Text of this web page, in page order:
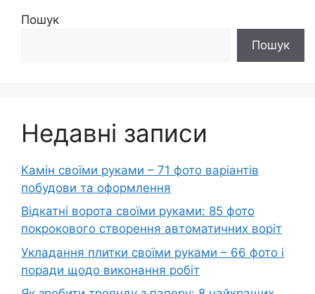
Пошук
Пошук
Недавні записи
Камін своїми руками – 71 фото варіантів
побудови та оформлення
Відкатні ворота своїми руками: 85 фото
покрокового створення автоматичних воріт
Укладання плитки своїми руками – 66 фото і
поради щодо виконання робіт